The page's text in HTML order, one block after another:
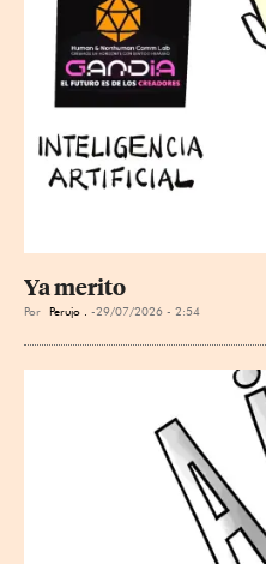
Ya merito
Por Perujo . 29/07/2026 - 2:54